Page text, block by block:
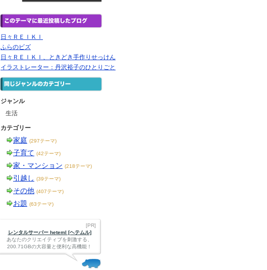
日々ＲＥＩＫＩ
ふらのビズ
日々ＲＥＩＫＩ、ときどき手作りせっけん
イラストレーター：丹沢裕子のひとりごと
ジャンル
生活
カテゴリー
家庭 (297テーマ)
子育て (42テーマ)
家・マンション (218テーマ)
引越し (39テーマ)
その他 (407テーマ)
お題 (63テーマ)
[PR]
レンタルサーバー heteml [ヘテムル]
あなたのクリエイティブを刺激する、
200.71GBの大容量と便利な高機能！